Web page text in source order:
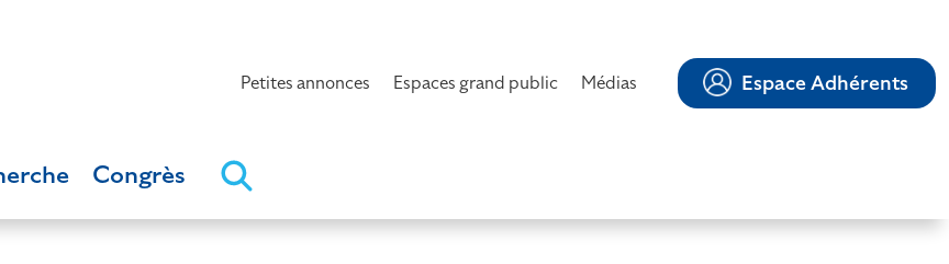
Petites annonces Espaces grand public Médias Espace Adhérents
Congrès